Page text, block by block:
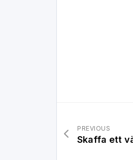
PREVIOUS
Skaffa ett